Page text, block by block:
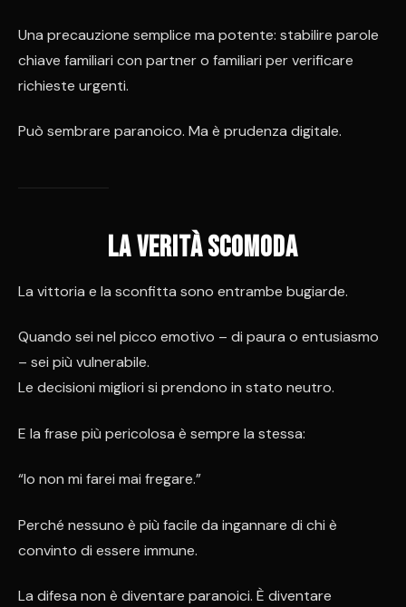
Una precauzione semplice ma potente: stabilire parole
chiave familiari con partner o familiari per verificare
richieste urgenti.
Può sembrare paranoico. Ma è prudenza digitale.
La verità scomoda
La vittoria e la sconfitta sono entrambe bugiarde.
Quando sei nel picco emotivo – di paura o entusiasmo
– sei più vulnerabile.
Le decisioni migliori si prendono in stato neutro.
E la frase più pericolosa è sempre la stessa:
“Io non mi farei mai fregare.”
Perché nessuno è più facile da ingannare di chi è
convinto di essere immune.
La difesa non è diventare paranoici. È diventare